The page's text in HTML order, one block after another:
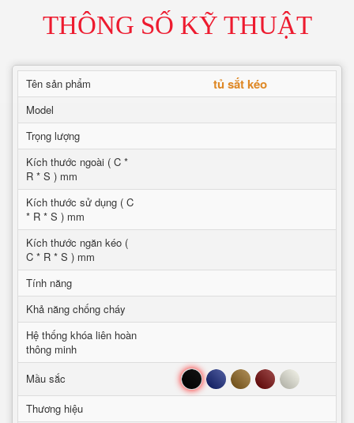
THÔNG SỐ KỸ THUẬT
Tên sản phẩm tủ sắt kéo
Model
Trọng lượng
Kích thước ngoài ( C *
R * S ) mm
Kích thước sử dụng ( C
* R * S ) mm
Kích thước ngăn kéo (
C * R * S ) mm
Tính năng
Khả năng chống cháy
Hệ thống khóa liên hoàn
thông minh
Mầu sắc
Đen Xanh Nâu Đỏ Trắng
Thương hiệu